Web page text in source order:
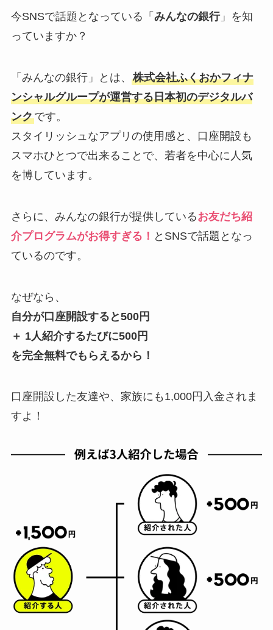
今SNSで話題となっている「 みんなの銀行」を知
っていますか？
「みんなの銀行」とは、 株式会社ふくおかフィナ
ンシャルグループが運営する日本初のデジタルバ
ンクです。
スタイリッシュなアプリの使用感と、口座開設も
スマホひとつで出来ることで、若者を中心に人気
を博しています。
さらに、みんなの銀行が提供しているお友だち紹
介プログラムがお得すぎる！ とSNSで話題となっ
ているのです。
なぜなら、
自分が口座開設すると500円
＋ 1人紹介するたびに500円
を完全無料でもらえるから！
口座開設した友達や、家族にも1,000円入金されま
すよ！